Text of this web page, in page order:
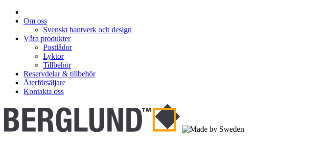
Om oss
Svenskt hantverk och design
Våra produkter
Postlådor
Lyktor
Tillbehör
Reservdelar & tillbehör
Återförsäljare
Kontakta oss